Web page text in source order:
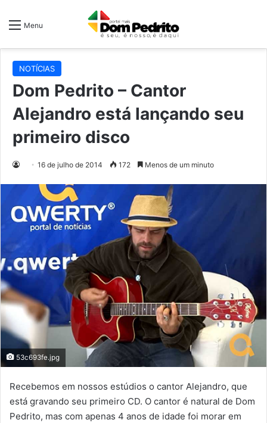
Menu
NOTÍCIAS
Dom Pedrito – Cantor
Alejandro está lançando seu
primeiro disco
16 de julho de 2014 172 Menos de um minuto
53c693fe.jpg
Recebemos em nossos estúdios o cantor Alejandro, que
está gravando seu primeiro CD. O cantor é natural de Dom
Pedrito, mas com apenas 4 anos de idade foi morar em